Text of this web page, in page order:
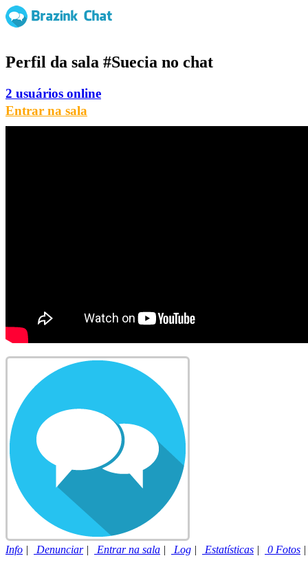
Perfil da sala #Suecia no chat
2 usuários online
Entrar na sala
Info | Denunciar| Entrar na sala | Log | Estatísticas | 0 Fotos